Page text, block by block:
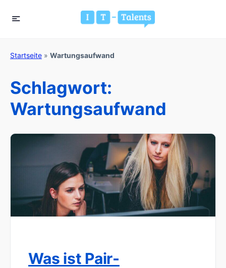
Startseite » Wartungsaufwand
Schlagwort:
Wartungsaufwand
Was ist Pair-